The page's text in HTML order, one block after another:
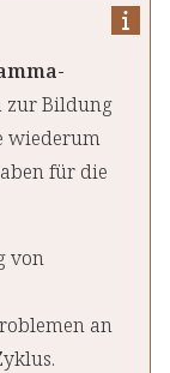
zur Bildung
wiederum
für die
von
an